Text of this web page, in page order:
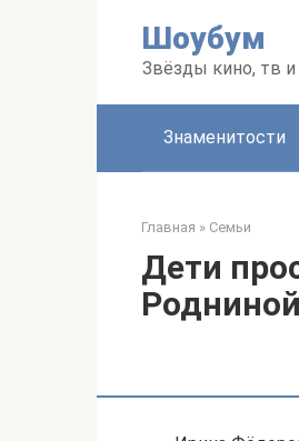
Шоубум
Звёзды кино, тв
Знаменитости
Главная » Семьи
Дети